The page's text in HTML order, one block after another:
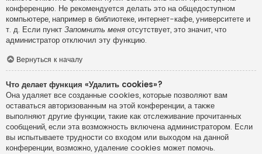
конференцию. Не рекомендуется делать это на общедоступном
компьютере, например в библиотеке, интернет-кафе, университете и
т. д. Если пункт Запомнить меня отсутствует, это значит, что
администратор отключил эту функцию.
Вернуться к началу
Что делает функция «Удалить cookies»?
Она удаляет все созданные cookies, которые позволяют вам
оставаться авторизованным на этой конференции, а также
выполняют другие функции, такие как отслеживание прочитанных
сообщений, если эта возможность включена администратором. Если
вы испытываете трудности со входом или выходом на данной
конференции, возможно, удаление cookies может помочь.